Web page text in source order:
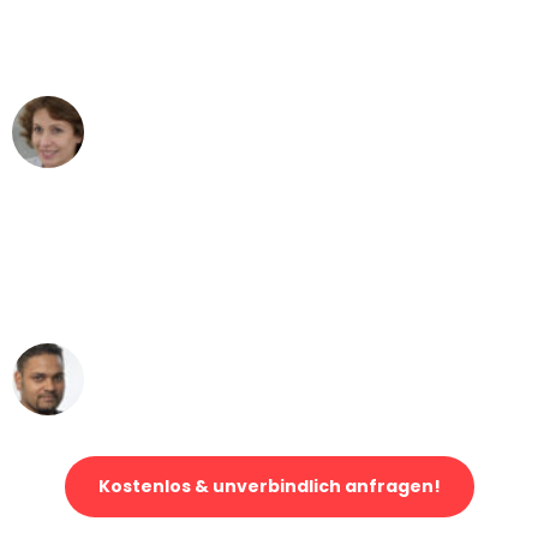
Kostenlos & unverbindlich anfragen!